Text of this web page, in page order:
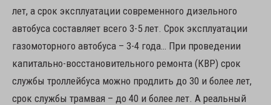
лет, а срок эксплуатации современного дизельного
автобуса составляет всего 3-5 лет. Срок эксплуатации
газомоторного автобуса – 3-4 года… При проведении
капитально-восстановительного ремонта (КВР) срок
службы троллейбуса можно продлить до 30 и более лет,
срок службы трамвая – до 40 и более лет. А реальный